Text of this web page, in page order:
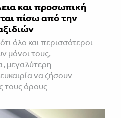
και προσωπική
πίσω από την
όλο και περισσότεροι
μόνοι τους,
μεγαλύτερη
να ζήσουν
τους όρους